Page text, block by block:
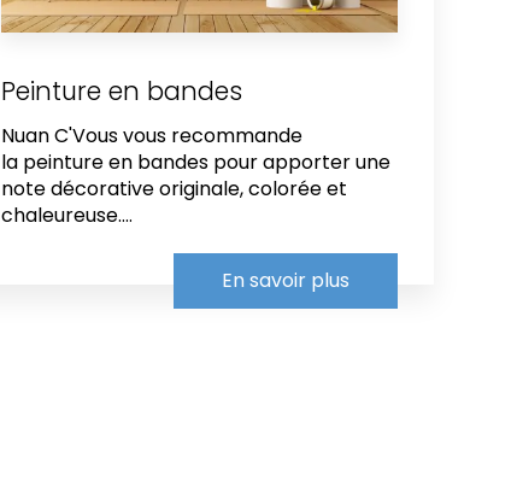
Peinture en bandes
Nuan C'Vous vous recommande
la peinture en bandes pour apporter une
note décorative originale, colorée et
chaleureuse....
En savoir plus